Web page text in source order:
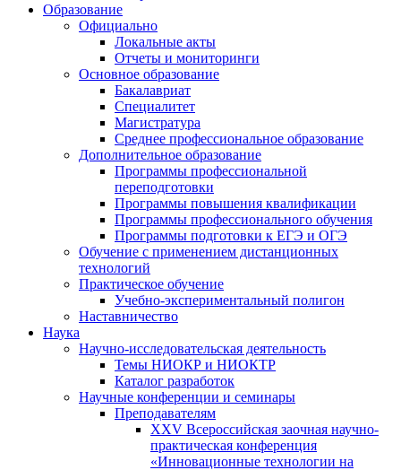
Образование
Официально
Локальные акты
Отчеты и мониторинги
Основное образование
Бакалавриат
Специалитет
Магистратура
Среднее профессиональное образование
Дополнительное образование
Программы профессиональной
переподготовки
Программы повышения квалификации
Программы профессионального обучения
Программы подготовки к ЕГЭ и ОГЭ
Обучение с применением дистанционных
технологий
Практическое обучение
Учебно-экспериментальный полигон
Наставничество
Наука
Научно-исследовательская деятельность
Темы НИОКР и НИОКТР
Каталог разработок
Научные конференции и семинары
Преподавателям
XXV Всероссийская заочная научно-
практическая конференция
«Инновационные технологии на